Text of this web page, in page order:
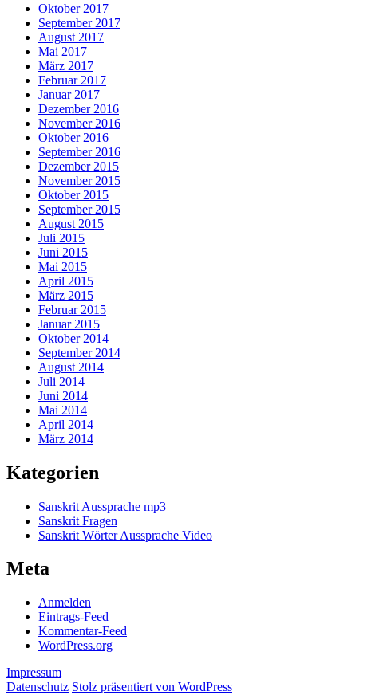
Oktober 2017
September 2017
August 2017
Mai 2017
März 2017
Februar 2017
Januar 2017
Dezember 2016
November 2016
Oktober 2016
September 2016
Dezember 2015
November 2015
Oktober 2015
September 2015
August 2015
Juli 2015
Juni 2015
Mai 2015
April 2015
März 2015
Februar 2015
Januar 2015
Oktober 2014
September 2014
August 2014
Juli 2014
Juni 2014
Mai 2014
April 2014
März 2014
Kategorien
Sanskrit Aussprache mp3
Sanskrit Fragen
Sanskrit Wörter Aussprache Video
Meta
Anmelden
Eintrags-Feed
Kommentar-Feed
WordPress.org
Impressum
Datenschutz Stolz präsentiert von WordPress